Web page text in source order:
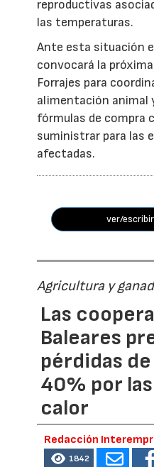
reproductivas
las temperaturas.
Ante esta situación
convocará la
Forrajes para
alimentación animal
fórmulas de compra
suministrar para las
afectadas.
ver/
Agricultura y
Las
Baleares
pérdidas
40% por
calor
Redacción
1842